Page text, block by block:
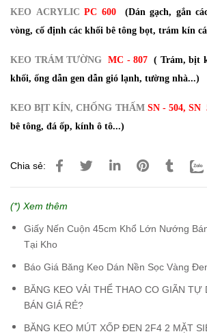
KEO ACRYLIC PC 600
(Dán gạch, gắn
vòng, cố định các khối bê tông bọt, trám kín
KEO TRÁM TƯỜNG MC - 807 ( Trám, bịt
khối, ống dẫn gen dẫn gió lạnh, tường nhà...)
KEO BỊT KÍN, CHỐNG THẤM SN - 504, SN
bê tông, đá ốp, kính ô tô...)
Chia sẻ:
(*) Xem thêm
Giấy Nến Cuộn 45cm Khổ Lớn Nướng
Tại Kho
Báo Giá Băng Keo Dán Nền Sọc Vàng
BĂNG KEO VẢI THỂ THAO CO GIÃN
BÁN GIÁ RẺ?
BĂNG KEO MÚT XỐP ĐEN 2F4 2 MẶT